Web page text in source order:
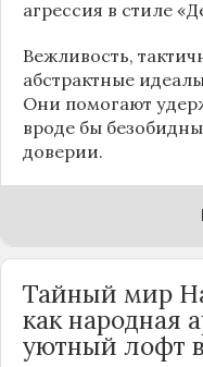
агрессия в стиле
Вежливость,
абстрактные
Они помогают
вроде бы
доверии.
Тайный мир
как народная
уютный лофт